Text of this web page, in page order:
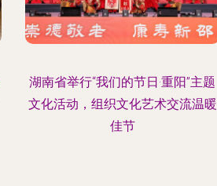
湖南省举行“我们的节日·重阳”主题
文化活动，组织文化艺术交流温暖
佳节